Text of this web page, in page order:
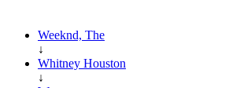
Weeknd, The
↓
Whitney Houston
↓